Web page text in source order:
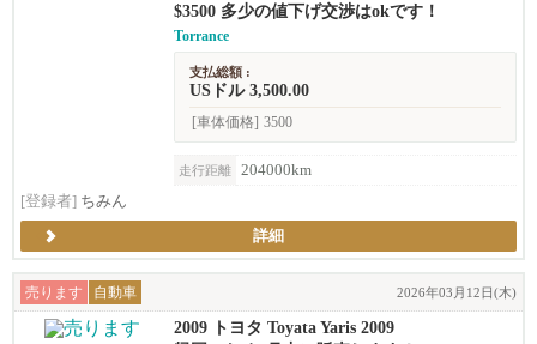
$3500 多少の値下げ交渉はokです！
Torrance
支払総額 :
USドル 3,500.00
[車体価格] 3500
走行距離
204000km
[登録者] ちみん
詳細
売ります 自動車 2026年03月12日(木)
2009 トヨタ Toyata Yaris 2009